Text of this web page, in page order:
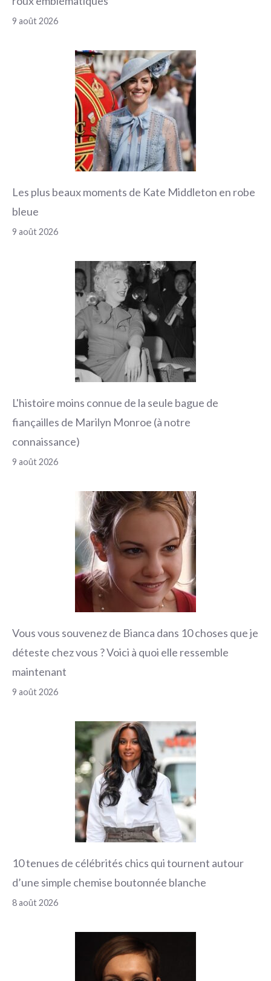
9 août 2026
Les plus beaux moments de Kate Middleton en robe
bleue
9 août 2026
L'histoire moins connue de la seule bague de
fiançailles de Marilyn Monroe (à notre
connaissance)
9 août 2026
Vous vous souvenez de Bianca dans 10 choses que je
déteste chez vous ? Voici à quoi elle ressemble
maintenant
9 août 2026
10 tenues de célébrités chics qui tournent autour
d’une simple chemise boutonnée blanche
8 août 2026